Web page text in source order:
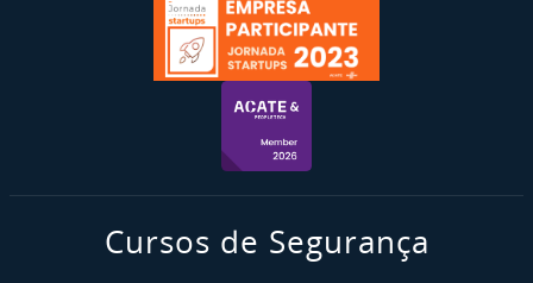
Cursos de Segurança